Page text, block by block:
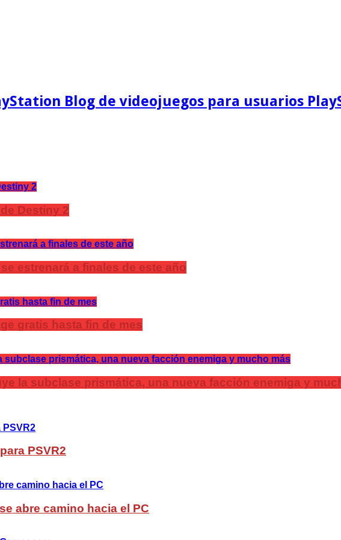
Blog de videojuegos para usuarios
Destiny 2
estrenará a finales de este año
gratis hasta fin de mes
la subclase prismática, una nueva facción enemiga y
PSVR2
abre camino hacia el PC